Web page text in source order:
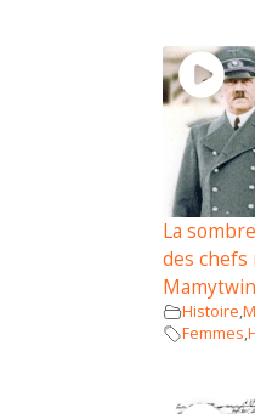
La
des chefs
Histoire,
Femmes,